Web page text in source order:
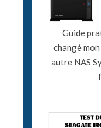
Guide
changé
autre NAS